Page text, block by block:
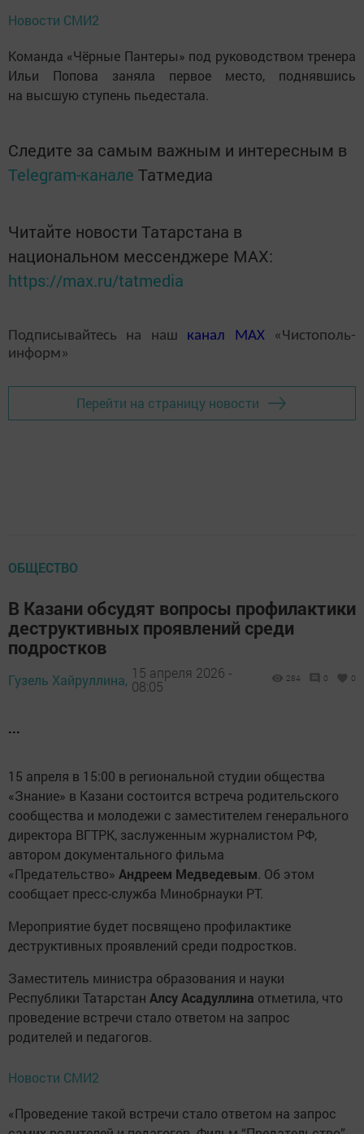
Новости СМИ2
Команда «Чёрные Пантеры» под руководством тренера
Ильи Попова заняла первое место, поднявшись
на высшую ступень пьедестала.
Следите за самым важным и интересным в
Telegram-канале Татмедиа
Читайте новости Татарстана в
национальном мессенджере MАХ:
https://max.ru/tatmedia
Подписывайтесь на наш канал MAX«Чистополь-
информ»
Перейти на страницу новости
ОБЩЕСТВО
В Казани обсудят вопросы профилактики
деструктивных проявлений среди
подростков
Гузель Хайруллина, 15 апреля 2026 -
08:05
284 0 0
...
15 апреля в 15:00 в региональной студии общества
«Знание» в Казани состоится встреча родительского
сообщества и молодежи с заместителем генерального
директора ВГТРК, заслуженным журналистом РФ,
автором документального фильма
«Предательство» Андреем Медведевым. Об этом
сообщает пресс-служба Минобрнауки РТ.
Мероприятие будет посвящено профилактике
деструктивных проявлений среди подростков.
Заместитель министра образования и науки
Республики Татарстан Алсу Асадуллина отметила, что
проведение встречи стало ответом на запрос
родителей и педагогов.
Новости СМИ2
«Проведение такой встречи стало ответом на запрос